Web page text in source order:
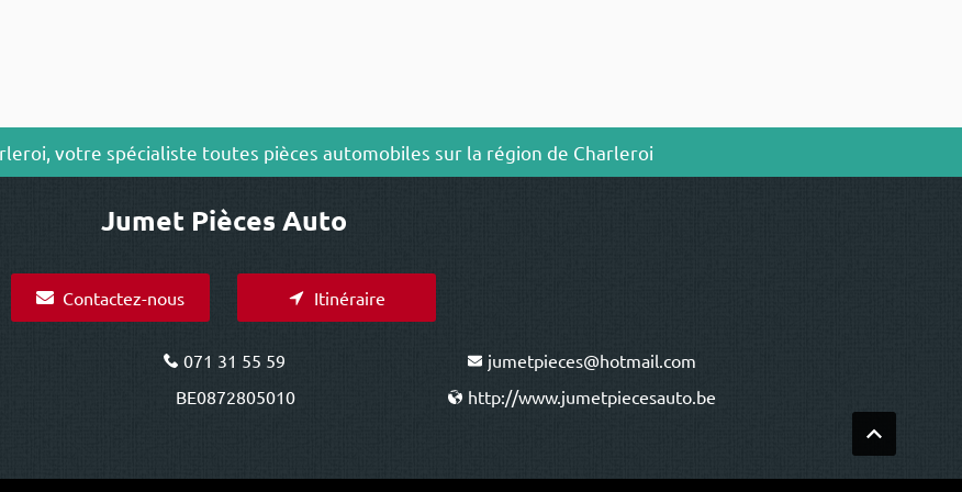
votre spécialiste toutes pièces automobiles sur la région de Charleroi
Jumet Pièces Auto
Contactez-nous Itinéraire
071 31 55 59
BE0872805010
jumetpieces@hotmail.com
http://www.jumetpiecesauto.be